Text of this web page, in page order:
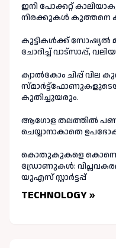
ഇനി പോക്കറ്റ്
നിരക്കുകൾ കുത്തനെ
കുട്ടികൾക്ക് സോഷ്യൽ
ചോദിച്ച് വാട്‌സാപ്പ്,
ക്വാൽകോം ചിപ്പ് വില
കുതിച്ചുയരും.
ആഗോള തലത്തിൽ
ചെയ്യാനാകാതെ
കൊതുകുകളെ
ഡ്രോണുകൾ:
യുഎസ് സ്റ്റാർട്ടപ്പ്
TECHNOLOGY »